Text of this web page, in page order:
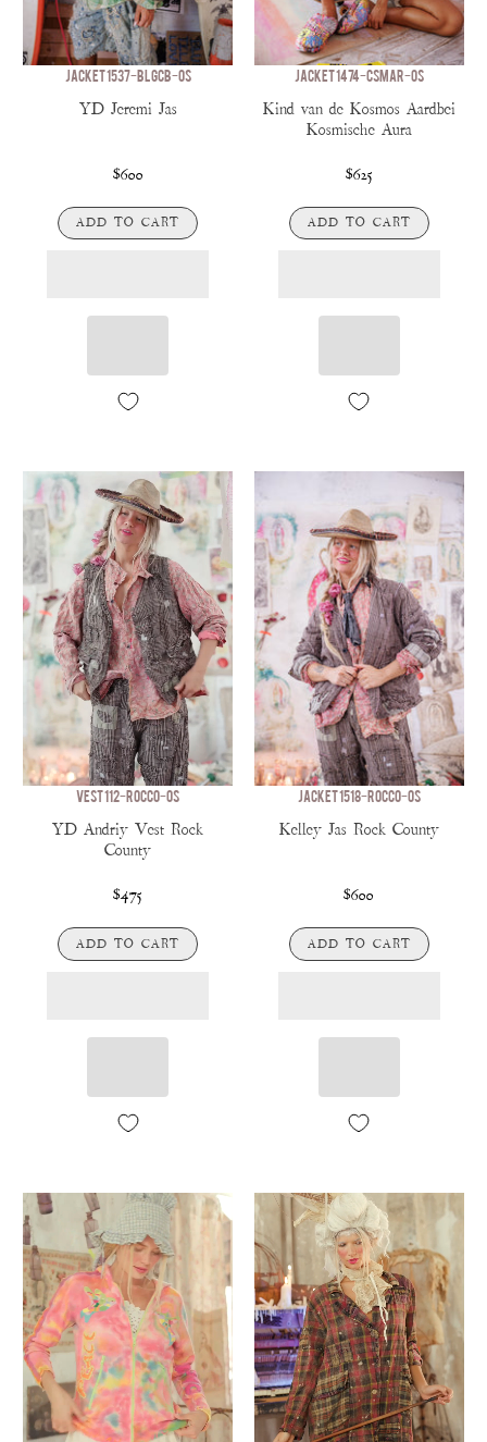
JACKET 1537-BLGCB-OS
YD Jeremi Jas
$600
ADD TO CART
JACKET 1474-CSMAR-OS
Kind van de Kosmos Aardbei
Kosmische Aura
$625
ADD TO CART
VEST 112-ROCCO-OS
YD Andriy Vest Rock
County
$475
ADD TO CART
JACKET 1518-ROCCO-OS
Kelley Jas Rock County
$600
ADD TO CART